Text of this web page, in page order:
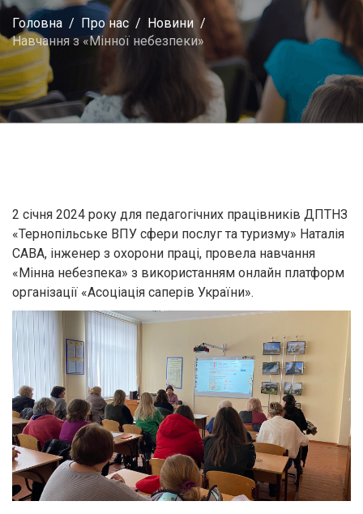
Головна Про нас
Новини
Навчання з «Мінної небезпеки»
2 січня 2024 року для педагогічних працівників ДПТНЗ
«Тернопільське ВПУ сфери послуг та туризму» Наталія
САВА, інженер з охорони праці, провела навчання
«Мінна небезпека» з використанням онлайн платформ
організації «Асоціація саперів України».